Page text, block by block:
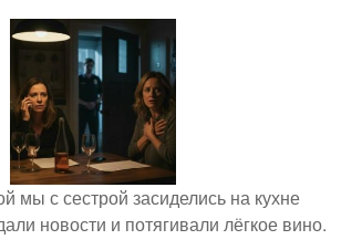
мы с сестрой засиделись на кухне
новости и потягивали лёгкое вино.